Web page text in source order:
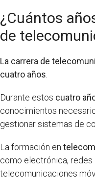
¿Cuántos
de
La carrera de
cuatro años
Durante estos cuatro
conocimientos
gestionar sistemas de
La formación en
como electrónica, redes
telecomunicaciones